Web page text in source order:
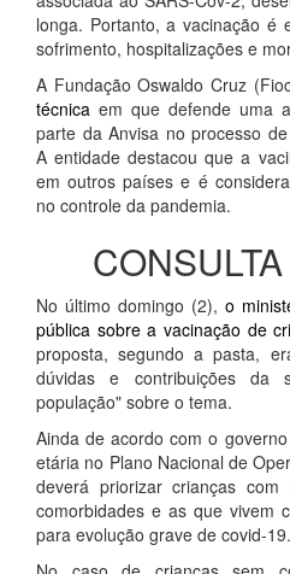
longa. Portanto, a vacinação é
sofrimento, hospitalizações e
A Fundação Oswaldo Cruz
técnica em que defende uma
parte da Anvisa no processo
A entidade destacou que a
em outros países e é
no controle da pandemia.
No último domingo (2), o
pública sobre a vacinação de
proposta, segundo a pasta,
dúvidas e contribuições da
população" sobre o tema.
Ainda de acordo com o
etária no Plano Nacional de
deverá priorizar crianças com
comorbidades e as que vivem
para evolução grave de covid-19.